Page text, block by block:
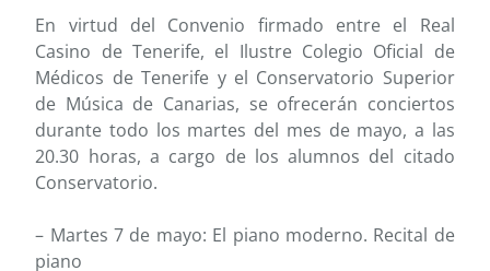
En virtud del Convenio firmado entre el Real
Casino de Tenerife, el Ilustre Colegio Oficial de
Médicos de Tenerife y el Conservatorio Superior
de Música de Canarias, se ofrecerán conciertos
durante todo los martes del mes de mayo, a las
20.30 horas, a cargo de los alumnos del citado
Conservatorio.
– Martes 7 de mayo: El piano moderno. Recital de
piano